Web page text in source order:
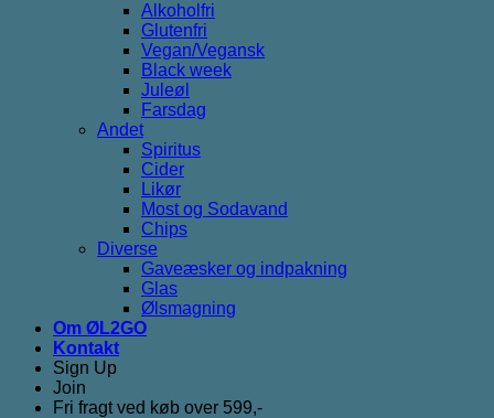
Alkoholfri
Glutenfri
Vegan/Vegansk
Black week
Juleøl
Farsdag
Andet
Spiritus
Cider
Likør
Most og Sodavand
Chips
Diverse
Gaveæsker og indpakning
Glas
Ølsmagning
Om ØL2GO
Kontakt
Sign Up
Join
Fri fragt ved køb over 599,-